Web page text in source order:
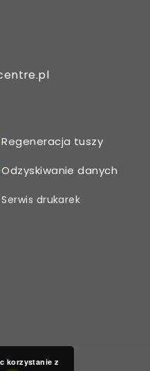
Regeneracja tuszy
Odzyskiwanie danych
Serwis drukarek
korzystanie z